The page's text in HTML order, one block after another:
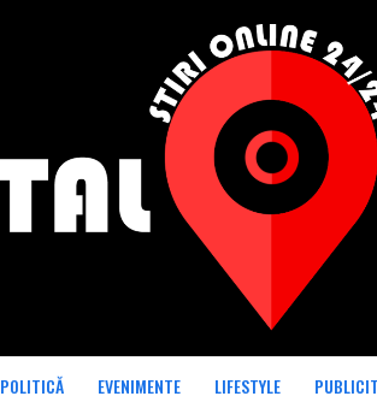
POLITICĂ EVENIMENTE LIFESTYLE